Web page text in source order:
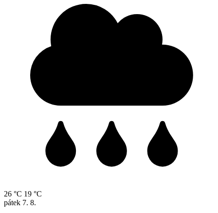
26 °C 19 °C
pátek 7. 8.